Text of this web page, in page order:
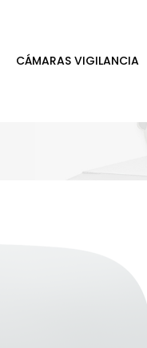
CÁMARAS VIGILANCIA